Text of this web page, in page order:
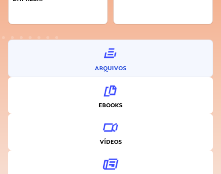
ARQUIVOS
EBOOKS
VÍDEOS